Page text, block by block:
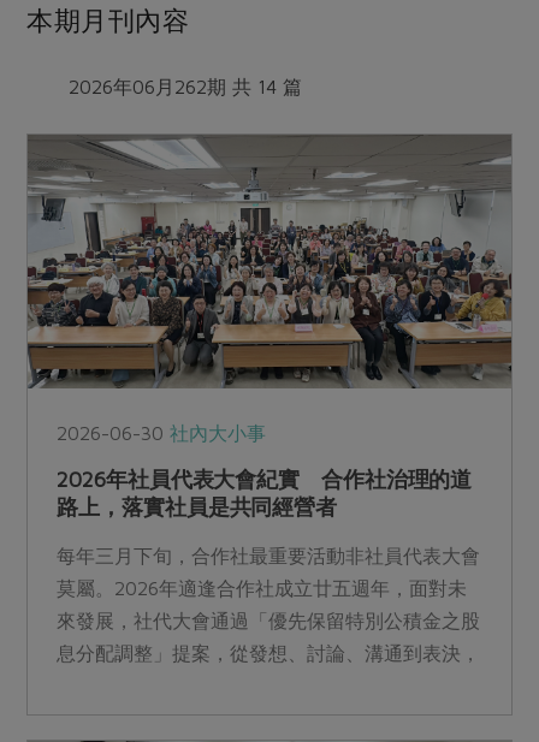
本期月刊內容
2026年06月262期 共 14 篇
2026-06-30社內大小事
2026年社員代表大會紀實 合作社治理的道
路上，落實社員是共同經營者
每年三月下旬，合作社最重要活動非社員代表大會
莫屬。2026年適逢合作社成立廿五週年，面對未
來發展，社代大會通過「優先保留特別公積金之股
息分配調整」提案，從發想、討論、溝通到表決，